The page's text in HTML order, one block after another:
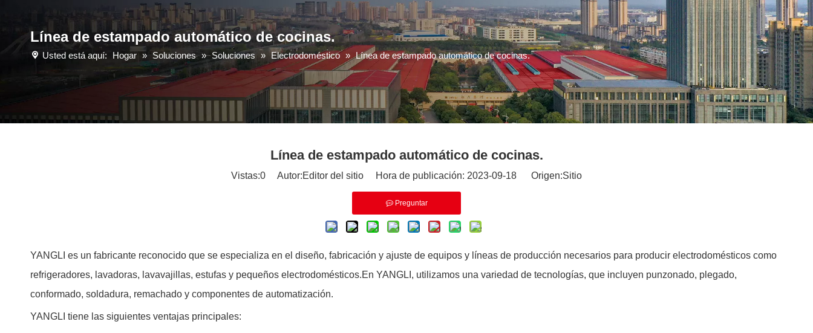
Línea de estampado automático de cocinas.
Usted está aquí: Hogar » Soluciones » Soluciones » Electrodoméstico » Línea de estampado automático de cocinas.
Línea de estampado automático de cocinas.
Vistas:0 Autor:Editor del sitio Hora de publicación: 2023-09-18 Origen:Sitio
Preguntar
YANGLI es un fabricante reconocido que se especializa en el diseño, fabricación y ajuste de equipos y líneas de producción necesarios para producir electrodomésticos como
refrigeradores, lavadoras, lavavajillas, estufas y pequeños electrodomésticos.En YANGLI, utilizamos una variedad de tecnologías, que incluyen punzonado, plegado,
conformado, soldadura, remachado y componentes de automatización.
YANGLI tiene las siguientes ventajas principales: